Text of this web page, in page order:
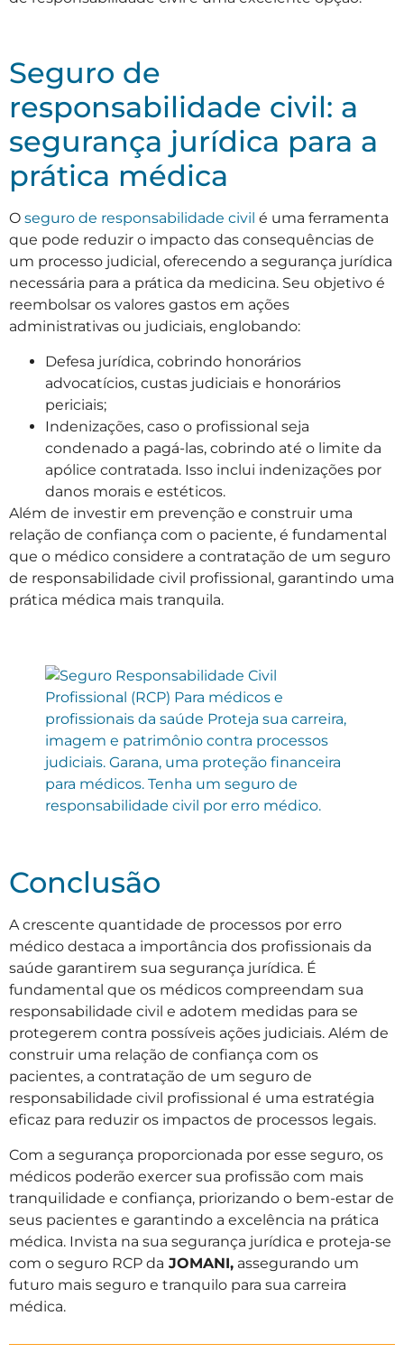
Seguro de
responsabilidade civil: a
segurança jurídica para a
prática médica
O seguro de responsabilidade civil é uma ferramenta
que pode reduzir o impacto das consequências de
um processo judicial, oferecendo a segurança jurídica
necessária para a prática da medicina. Seu objetivo é
reembolsar os valores gastos em ações
administrativas ou judiciais, englobando:
Defesa jurídica, cobrindo honorários
advocatícios, custas judiciais e honorários
periciais;
Indenizações, caso o profissional seja
condenado a pagá-las, cobrindo até o limite da
apólice contratada. Isso inclui indenizações por
danos morais e estéticos.
Além de investir em prevenção e construir uma
relação de confiança com o paciente, é fundamental
que o médico considere a contratação de um seguro
de responsabilidade civil profissional, garantindo uma
prática médica mais tranquila.
Conclusão
A crescente quantidade de processos por erro
médico destaca a importância dos profissionais da
saúde garantirem sua segurança jurídica. É
fundamental que os médicos compreendam sua
responsabilidade civil e adotem medidas para se
protegerem contra possíveis ações judiciais. Além de
construir uma relação de confiança com os
pacientes, a contratação de um seguro de
responsabilidade civil profissional é uma estratégia
eficaz para reduzir os impactos de processos legais.
Com a segurança proporcionada por esse seguro, os
médicos poderão exercer sua profissão com mais
tranquilidade e confiança, priorizando o bem-estar de
seus pacientes e garantindo a excelência na prática
médica. Invista na sua segurança jurídica e proteja-se
com o seguro RCP da JOMANI, assegurando um
futuro mais seguro e tranquilo para sua carreira
médica.